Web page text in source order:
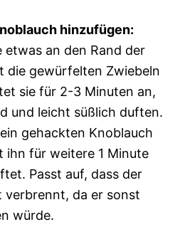
hinzufügen:
etwas an den Rand der
die gewürfelten Zwiebeln
sie für 2-3 Minuten an,
und leicht süßlich duften.
gehackten Knoblauch
ihn für weitere 1 Minute
Passt auf, dass der
verbrennt, da er sonst
würde.